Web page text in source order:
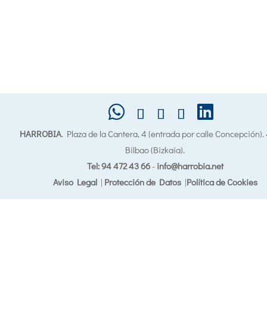
HARROBIA. Plaza de la Cantera, 4 (entrada por calle
Bilbao (Bizkaia).
Tel: 94 472 43 66- info@harrobia.net
Aviso Legal| Protección de Datos|Política de Cookies